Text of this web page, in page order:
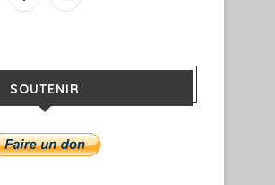
SOUTENIR